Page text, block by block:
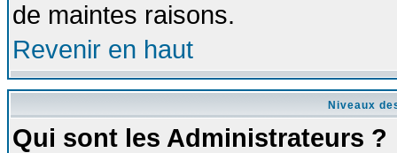
de maintes raisons.
Revenir en haut
Niveaux
Qui sont les Administrateurs ?